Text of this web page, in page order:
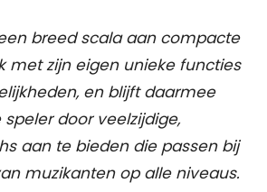
breed scala aan compacte
met zijn eigen unieke functies
en blijft daarmee
door veelzijdige,
aan te bieden die passen bij
muzikanten op alle niveaus.